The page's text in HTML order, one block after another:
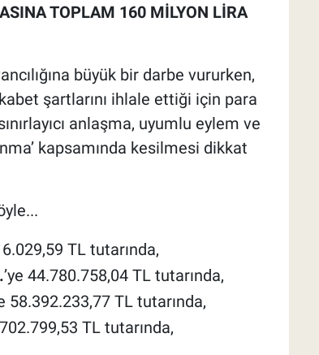
TOPLAM 160 MİLYON LİRA
büyük bir darbe vururken,
şartlarını ihlale ettiği için para
anlaşma, uyumlu eylem ve
kapsamında kesilmesi dikkat
TL tutarında,
’ye 44.780.758,04 TL tutarında,
58.392.233,77 TL tutarında,
TL tutarında,